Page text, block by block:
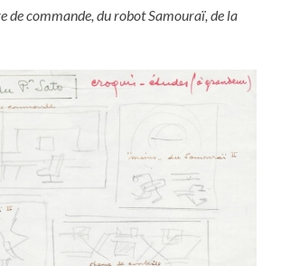
de commande, du robot Samouraï, de la